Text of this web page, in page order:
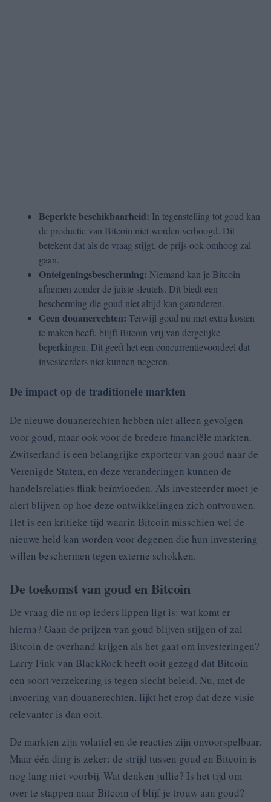
Beperkte beschikbaarheid: In tegenstelling tot goud kan
de productie van Bitcoin niet worden verhoogd. Dit
betekent dat als de vraag stijgt, de prijs ook omhoog zal
gaan.
Onteigeningsbescherming: Niemand kan je Bitcoin
afnemen zonder de juiste sleutels. Dit biedt een
bescherming die goud niet altijd kan garanderen.
Geen douanerechten: Terwijl goud nu met extra kosten
te maken heeft, blijft Bitcoin vrij van dergelijke
beperkingen. Dit geeft het een concurrentievoordeel dat
investeerders niet kunnen negeren.
De impact op de traditionele markten
De nieuwe douanerechten hebben niet alleen gevolgen
voor goud, maar ook voor de bredere financiële markten.
Zwitserland is een belangrijke exporteur van goud naar de
Verenigde Staten, en deze veranderingen kunnen de
handelsrelaties flink beïnvloeden. Als investeerder moet je
alert blijven op hoe deze ontwikkelingen zich ontvouwen.
Het is een kritieke tijd waarin Bitcoin misschien wel de
nieuwe held kan worden voor degenen die hun investering
willen beschermen tegen externe schokken.
De toekomst van goud en Bitcoin
De vraag die nu op ieders lippen ligt is: wat komt er
hierna? Gaan de prijzen van goud blijven stijgen of zal
Bitcoin de overhand krijgen als het gaat om investeringen?
Larry Fink van BlackRock heeft ooit gezegd dat Bitcoin
een soort verzekering is tegen slecht beleid. Nu, met de
invoering van douanerechten, lijkt het erop dat deze visie
relevanter is dan ooit.
De markten zijn volatiel en de reacties zijn onvoorspelbaar.
Maar één ding is zeker: de strijd tussen goud en Bitcoin is
nog lang niet voorbij. Wat denken jullie? Is het tijd om
over te stappen naar Bitcoin of blijf je trouw aan goud?